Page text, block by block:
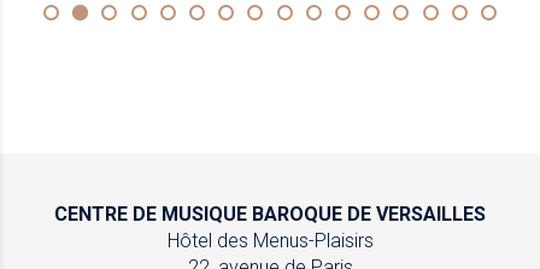
CENTRE DE MUSIQUE BAROQUE DE VERSAILLES
Hôtel des Menus-Plaisirs